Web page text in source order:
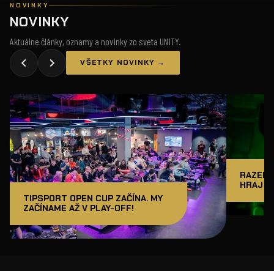
NOVINKY
NOVINKY
Aktuálne články, oznamy a novinky zo sveta UNiTY.
VŠETKY NOVINKY →
TIPSPORT OPEN CUP ZAČÍNA. MY
ZAČÍNAME AŽ V PLAY-OFF!
RAZER
HRAJ